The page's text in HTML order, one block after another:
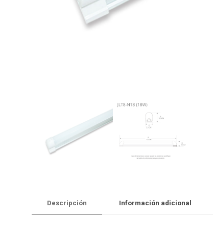
Descripción Información adicional